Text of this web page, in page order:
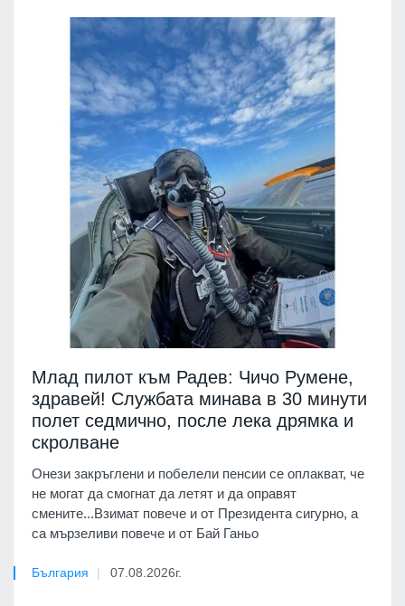
Млад пилот към Радев: Чичо Румене,
здравей! Службата минава в 30 минути
полет седмично, после лека дрямка и
скролване
Онези закръглени и побелели пенсии се оплакват, че
не могат да смогнат да летят и да оправят
смените...Взимат повече и от Президента сигурно, а
са мързеливи повече и от Бай Ганьо
България 07.08.2026г.